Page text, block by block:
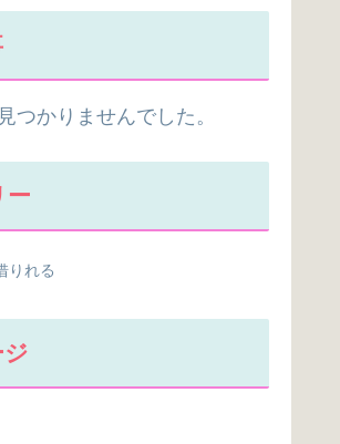
つかりませんでした。
ー
りれる
ジ